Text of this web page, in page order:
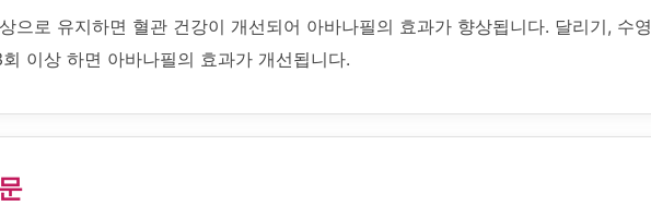
으로 유지하면 혈관 건강이 개선되어 아바나필의 효과가 향상됩니다. 달리기, 수영
이상 하면 아바나필의 효과가 개선됩니다.